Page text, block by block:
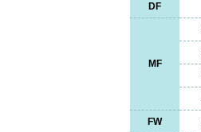
DF
MF
FW